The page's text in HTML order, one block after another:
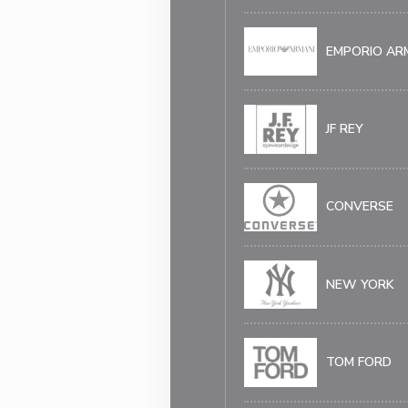
EMPORIO
JF REY
CONVERSE
NEW YORK
TOM FORD